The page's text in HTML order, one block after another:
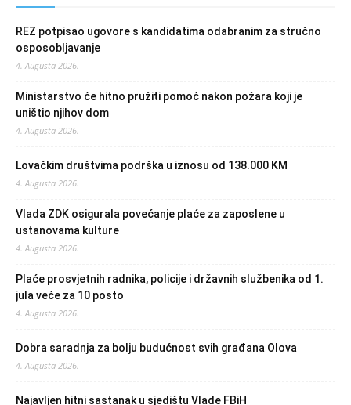
REZ potpisao ugovore s kandidatima odabranim za stručno
osposobljavanje
4. Augusta 2026.
Ministarstvo će hitno pružiti pomoć nakon požara koji je
uništio njihov dom
4. Augusta 2026.
Lovačkim društvima podrška u iznosu od 138.000 KM
4. Augusta 2026.
Vlada ZDK osigurala povećanje plaće za zaposlene u
ustanovama kulture
4. Augusta 2026.
Plaće prosvjetnih radnika, policije i državnih službenika od 1.
jula veće za 10 posto
4. Augusta 2026.
Dobra saradnja za bolju budućnost svih građana Olova
4. Augusta 2026.
Najavljen hitni sastanak u sjedištu Vlade FBiH